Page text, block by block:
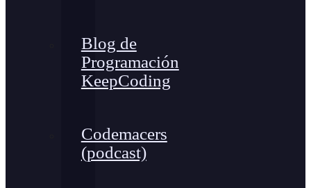
Blog de
Programación
KeepCoding
Codemacers
(podcast)